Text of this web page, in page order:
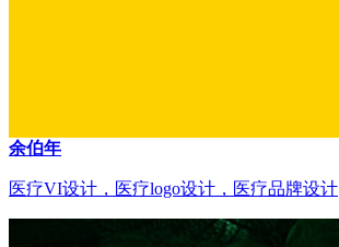
余伯年
医疗VI设计，医疗logo设计，医疗品牌设计